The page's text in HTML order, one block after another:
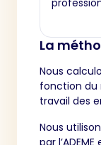
La
Nous
fonction du
travail des
Nous